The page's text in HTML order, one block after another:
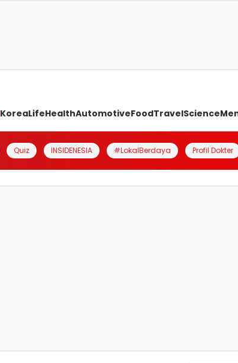
KoreaLifeHealthAutomotiveFoodTravelScience
Quiz INSIDENESIA #LokalBerdaya Profil Dokter